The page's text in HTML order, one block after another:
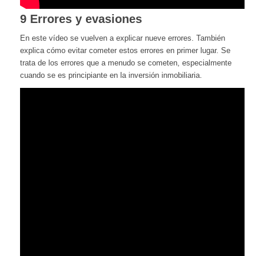
9 Errores y evasiones
En este vídeo se vuelven a explicar nueve errores. También
explica cómo evitar cometer estos errores en primer lugar. Se
trata de los errores que a menudo se cometen, especialmente
cuando se es principiante en la inversión inmobiliaria.